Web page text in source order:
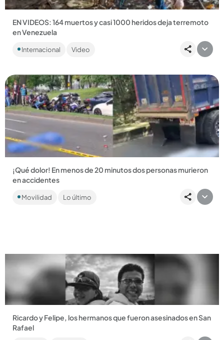
EN VIDEOS: 164 muertos y casi 1000 heridos deja terremoto
en Venezuela
dejan una importante cantidad de edificios colapsados en La
Internacional Video
Compartir Noticia
¡Qué dolor! En menos de 20 minutos dos personas murieron
en accidentes
inmediaciones de la Minorista, y en ambos se vieron
Movilidad Lo último
Compartir Noticia
Ricardo y Felipe, los hermanos que fueron asesinados en San
Rafael